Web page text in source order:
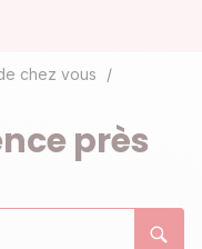
chez vous
près